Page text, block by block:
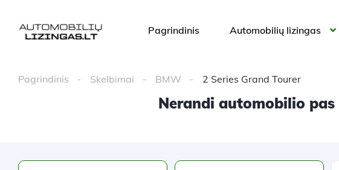
Pagrindinis Automobilių lizingas
Pagrindinis Skelbimai BMW 2 Series Grand Tourer
Nerandi automobilio